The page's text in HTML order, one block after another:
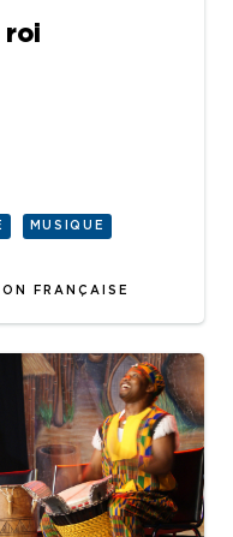
roi
MUSIQUE
FRANÇAISE